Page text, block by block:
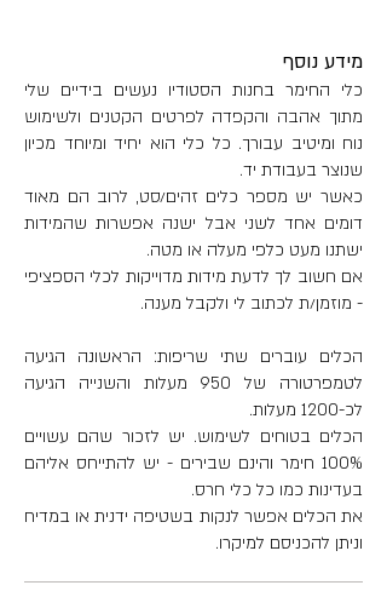
מידע נוסף
כלי החימר בחנות הסטודיו נעשים בידיים שלי
מתוך אהבה והקפדה לפרטים הקטנים ולשימוש
נוח ומיטיב עבורך. כל כלי הוא יחיד ומיוחד מכיון
שנוצר בעבודת יד.
כאשר יש מספר כלים זהים/סט, לרוב הם מאוד
דומים אחד לשני אבל ישנה אפשרות שהמידות
ישתנו מעט כלפי מעלה או מטה.
אם חשוב לך לדעת מידות מדוייקות לכלי הספציפי
- מוזמן/ת לכתוב לי ולקבל מענה.
הכלים עוברים שתי שריפות: הראשונה הגיעה
לטמפרטורה של 950 מעלות והשנייה הגיעה
לכ-1200 מעלות.
הכלים בטוחים לשימוש. יש לזכור שהם עשויים
100% חימר והינם שבירים - יש להתייחס אליהם
בעדינות כמו כל כלי חרס.
את הכלים אפשר לנקות בשטיפה ידנית או במדיח
וניתן להכניסם למיקרו.